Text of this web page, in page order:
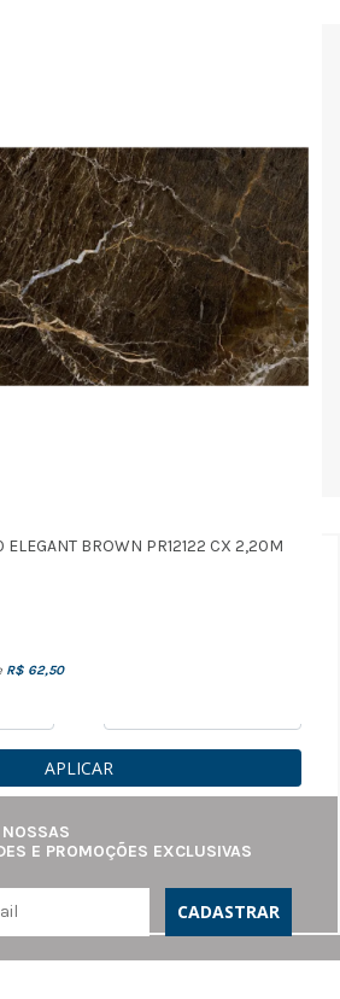
APLICAR
ELEGANT BROWN PR12122 CX 2,20M
R$ 62,50
E PROMOÇÕES EXCLUSIVAS
CADASTRAR